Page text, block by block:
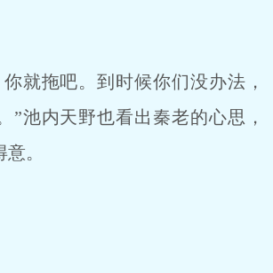
拖吧。到时候你们没办法，
”池内天野也看出秦老的心思，
。